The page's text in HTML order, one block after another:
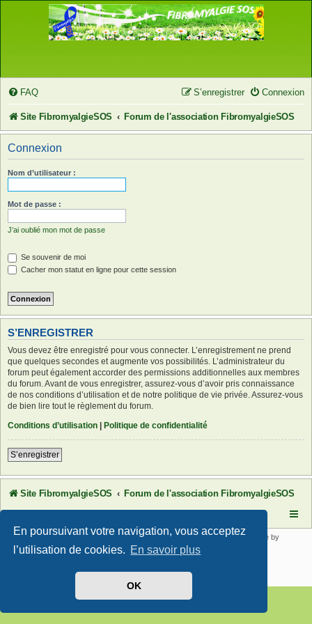
En poursuivant votre navigation, vous acceptez
l’utilisation de cookies. En savoir plus
OK
FAQ Connexion
S’enregistrer
Site FibromyalgieSOS Forum de l'association FibromyalgieSOS
Connexion
Nom d’utilisateur :
Mot de passe :
J’ai oublié mon mot de passe
Se souvenir de moi
Cacher mon statut en ligne pour cette session
S’ENREGISTRER
Vous devez être enregistré pour vous connecter. L’enregistrement ne prend
que quelques secondes et augmente vos possibilités. L’administrateur du
forum peut également accorder des permissions additionnelles aux membres
du forum. Avant de vous enregistrer, assurez-vous d’avoir pris connaissance
de nos conditions d’utilisation et de notre politique de vie privée. Assurez-vous
de bien lire tout le règlement du forum.
Conditions d’utilisation
Politique de confidentialité
S’enregistrer
Site FibromyalgieSOS Forum de l'association FibromyalgieSOS
Développé parphpBB® Forum Software © phpBB Limited | SE Square by
PhpBB3 BBCodes
Confidentialité|Conditions